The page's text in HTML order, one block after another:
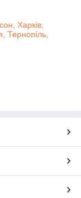
Харків,
Тернопіль,